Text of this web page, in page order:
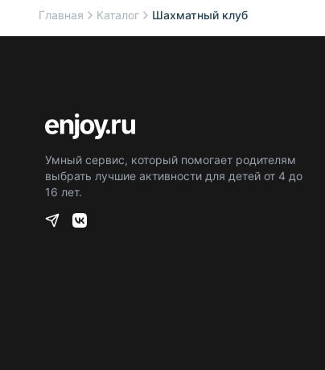
Главная Каталог Шахматный клуб
Умный сервис, который помогает родителям
выбрать лучшие активности для детей от 4 до
16 лет.